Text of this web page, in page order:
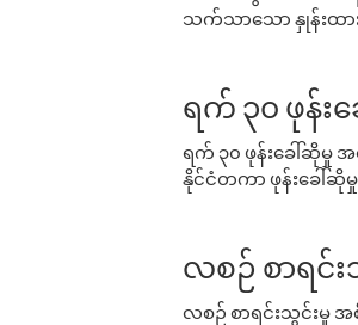
သက်သာသော နှုန်းထား
ရက် ၃၀ ဖုန်း
ရက် ၃၀ ဖုန်းခေါ်ဆိုမှု
နိုင်ငံတကာ ဖုန်းခေါ်ဆို
လစဉ် စာရင်
လစဉ် စာရင်းသွင်းမှု